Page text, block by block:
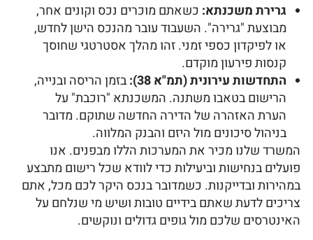
גרירת משכנתא: כשאתם מוכרים נכס וקונים אחר,
מבוצעת "גרירה". השעבוד עובר מהנכס הישן לחדש,
או לפיקדון כספי זמני. זהו מהלך אסטרטגי שחוסך
קנסות פירעון מוקדם.
התחדשות עירונית (תמ"א 38):
בזמן הריסה ובנייה,
הרישום בטאבו משתנה. המשכנתא "רוכבת" על
הערת האזהרה של הדירה החדשה שתוקם. מדובר
בניהול סיכונים מול היזם והבנק המלווה.
המשרד שלנו מכיר את המערכות הללו מבפנים. אנו
פועלים בנחישות וביעילות כדי לוודא שכל רישום מתבצע
במהירות ובדייקנות. כשמדובר בנכס היקר לכם מכל, אתם
צריכים לדעת שאתם בידיים טובות ושיש מי שנלחם על
האינטרסים שלכם מול גופים גדולים ונוקשים.